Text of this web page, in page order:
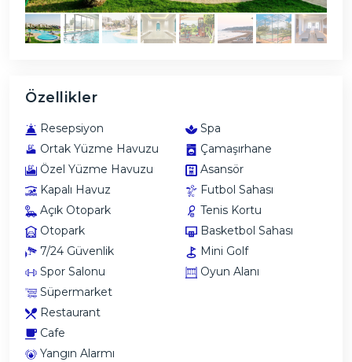
Özellikler
Resepsiyon
Ortak Yüzme Havuzu
Özel Yüzme Havuzu
Kapalı Havuz
Açık Otopark
Otopark
7/24 Güvenlik
Spor Salonu
Spa
Çamaşırhane
Asansör
Futbol Sahası
Tenis Kortu
Basketbol Sahası
Mini Golf
Oyun Alanı
Süpermarket
Restaurant
Cafe
Yangın Alarmı